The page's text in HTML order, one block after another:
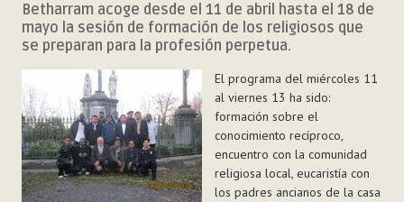
NEF
MULTIMEDIA
Betharram acoge desde el 11 de abril hasta el 18 de
mayo la sesión de formación de los religiosos que
se preparan para la profesión perpetua.
El programa del miércoles 11
al viernes 13 ha sido:
formación sobre el
conocimiento recíproco,
encuentro con la comunidad
religiosa local, eucaristía con
los padres ancianos de la casa